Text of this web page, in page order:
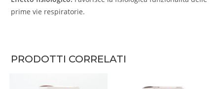
prime vie respiratorie.
PRODOTTI CORRELATI